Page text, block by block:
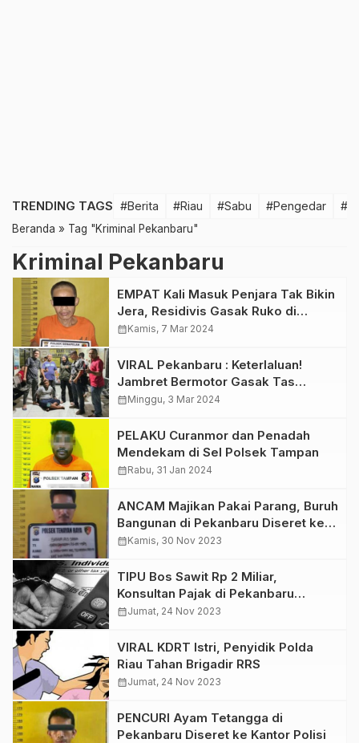
TRENDING TAGS #Berita #Riau #Sabu #Pengedar
Beranda » Tag "Kriminal Pekanbaru"
Kriminal Pekanbaru
EMPAT Kali Masuk Penjara Tak Bikin
Jera, Residivis Gasak Ruko di
Sudirman Pekanbaru
calendar_monthKamis, 7 Mar 2024
VIRAL Pekanbaru : Keterlaluan!
Jambret Bermotor Gasak Tas
Pemulung Saat Narik Becak
calendar_monthMinggu, 3 Mar 2024
PELAKU Curanmor dan Penadah
Mendekam di Sel Polsek Tampan
calendar_monthRabu, 31 Jan 2024
ANCAM Majikan Pakai Parang, Buruh
Bangunan di Pekanbaru Diseret ke
Penjara
calendar_monthKamis, 30 Nov 2023
TIPU Bos Sawit Rp 2 Miliar,
Konsultan Pajak di Pekanbaru
Diseret ke Penjara
calendar_monthJumat, 24 Nov 2023
VIRAL KDRT Istri, Penyidik Polda
Riau Tahan Brigadir RRS
calendar_monthJumat, 24 Nov 2023
PENCURI Ayam Tetangga di
Pekanbaru Diseret ke Kantor Polisi